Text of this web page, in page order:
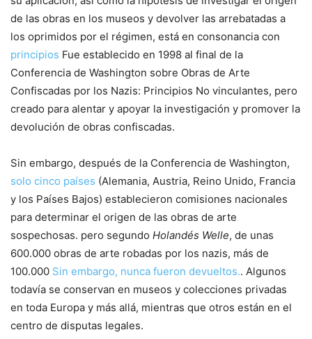
de las obras en los museos y devolver las arrebatadas a
los oprimidos por el régimen, está en consonancia con
principios Fue establecido en 1998 al final de la
Conferencia de Washington sobre Obras de Arte
Confiscadas por los Nazis: Principios No vinculantes, pero
creado para alentar y apoyar la investigación y promover la
devolución de obras confiscadas.
Sin embargo, después de la Conferencia de Washington,
solo cinco países (Alemania, Austria, Reino Unido, Francia
y los Países Bajos) establecieron comisiones nacionales
para determinar el origen de las obras de arte
sospechosas. pero segundo Holandés Welle, de unas
600.000 obras de arte robadas por los nazis, más de
100.000 Sin embargo, nunca fueron devueltos.. Algunos
todavía se conservan en museos y colecciones privadas
en toda Europa y más allá, mientras que otros están en el
centro de disputas legales.